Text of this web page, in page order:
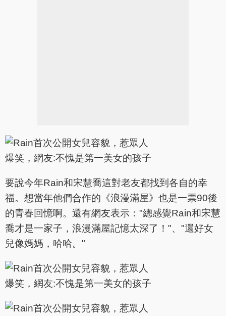
要說今年Rain和宋慧喬這對老友都找到各自的幸
福。想當年他們合作的《浪漫滿屋》也是一票90後
的青春回憶啊。還有網友表示："總感覺Rain和宋慧
喬才是一家子，浪漫滿屋記憶太深了！"、"還好女
兒像媽媽，哈哈。"